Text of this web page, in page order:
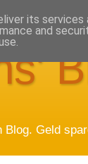
Blog. Geld
its
and